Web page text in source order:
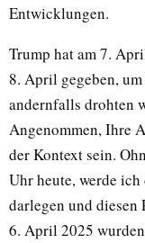
Entwicklungen.
Trump hat am 7.
8. April gegeben,
andernfalls drohten
Angenommen, Ihre
der Kontext sein.
Uhr heute, werde
darlegen und
6. April 2025